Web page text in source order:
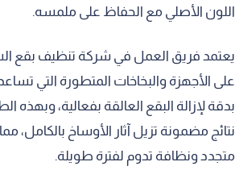
اللون الأصلي مع الحفاظ على ملمسه.
يعتمد فريق العمل في شركة تنظيف بقع
على الأجهزة والبخاخات المتطورة التي
بدقة لإزالة البقع العالقة بفعالية، وبهذه
نتائج مضمونة تزيل آثار الأوساخ بالكامل،
متجدد ونظافة تدوم لفترة طويلة.